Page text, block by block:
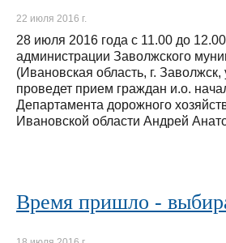
22 июля 2016 г.
28 июля 2016 года с 11.00 до
администрации Заволжского
(Ивановская область, г.
проведет прием граждан и.о.
Департамента дорожного
Ивановской области Андрей
Время пришло -